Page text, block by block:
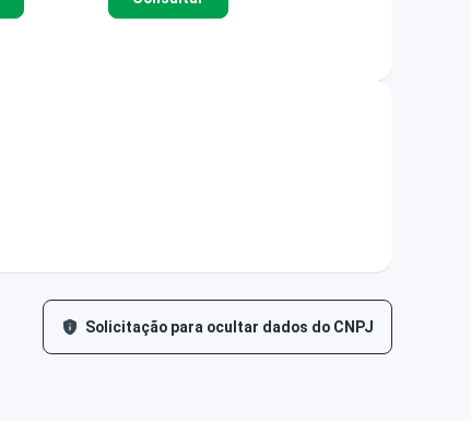
Solicitação para ocultar dados do CNPJ